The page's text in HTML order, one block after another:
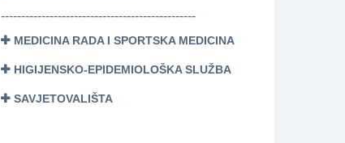
------------------------------------------------
MEDICINA RADA I SPORTSKA MEDICINA
HIGIJENSKO-EPIDEMIOLOŠKA SLUŽBA
SAVJETOVALIŠTA